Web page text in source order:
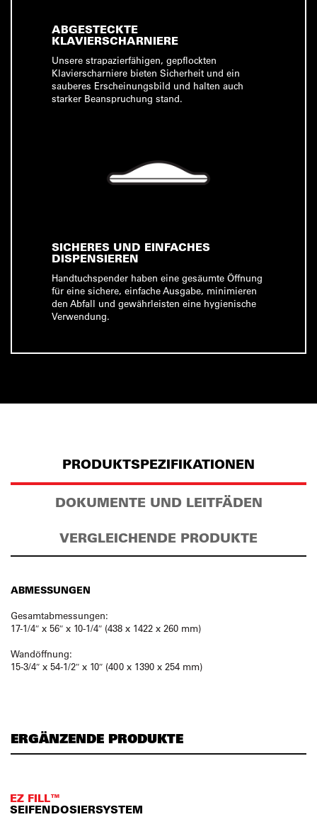
ABGESTECKTE
KLAVIERSCHARNIERE
Unsere strapazierfähigen, gepflockten
Klavierscharniere bieten Sicherheit und ein
sauberes Erscheinungsbild und halten auch
starker Beanspruchung stand.
SICHERES UND EINFACHES
DISPENSIEREN
Handtuchspender haben eine gesäumte Öffnung
für eine sichere, einfache Ausgabe, minimieren
den Abfall und gewährleisten eine hygienische
Verwendung.
PRODUKTSPEZIFIKATIONEN
DOKUMENTE UND LEITFÄDEN
VERGLEICHENDE PRODUKTE
ABMESSUNGEN
Gesamtabmessungen:
17-1/4″ x 56″ x 10-1/4″ (438 x 1422 x 260 mm)
Wandöffnung:
15-3/4″ x 54-1/2″ x 10″ (400 x 1390 x 254 mm)
ERGÄNZENDE PRODUKTE
EZ FILL™
SEIFENDOSIERSYSTEM